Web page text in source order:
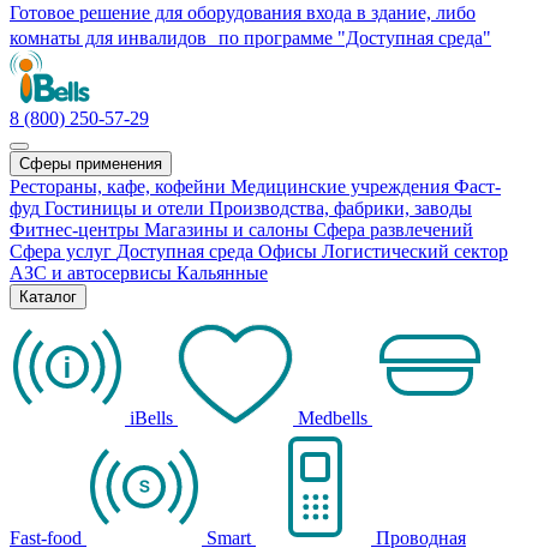
Готовое решение для оборудования входа в здание, либо
комнаты для инвалидов по программе "Доступная среда"
8 (800) 250-57-29
Сферы применения
Рестораны, кафе, кофейни Медицинские учреждения Фаст-
фуд Гостиницы и отели Производства, фабрики, заводы
Фитнес-центры Магазины и салоны Сфера развлечений
Сфера услуг Доступная среда Офисы Логистический сектор
АЗС и автосервисы Кальянные
Каталог
iBells Medbells
Fast-food Smart Проводная